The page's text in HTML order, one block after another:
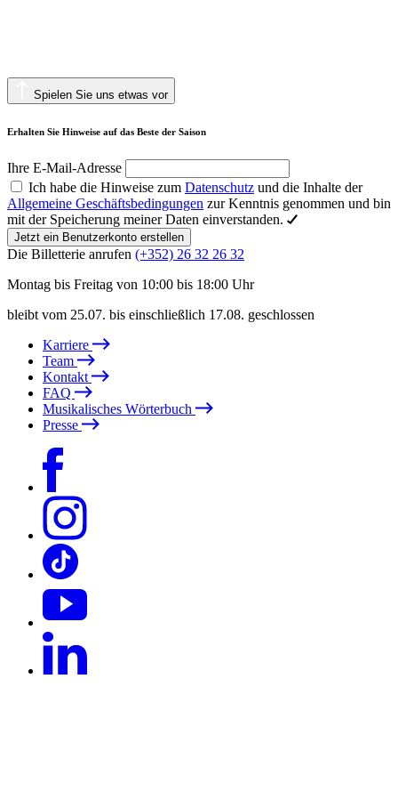
Spielen Sie uns etwas vor
Erhalten Sie Hinweise auf das Beste der Saison
Ihre E-Mail-Adresse
Ich habe die Hinweise zum Datenschutz und die Inhalte der
Allgemeine Geschäftsbedingungen zur Kenntnis genommen und bin
mit der Speicherung meiner Daten einverstanden.
Jetzt ein Benutzerkonto erstellen
Die Billetterie anrufen (+352) 26 32 26 32
Montag bis Freitag von 10:00 bis 18:00 Uhr
bleibt vom 25.07. bis einschließlich 17.08. geschlossen
Karriere
Team
Kontakt
FAQ
Musikalisches Wörterbuch
Presse